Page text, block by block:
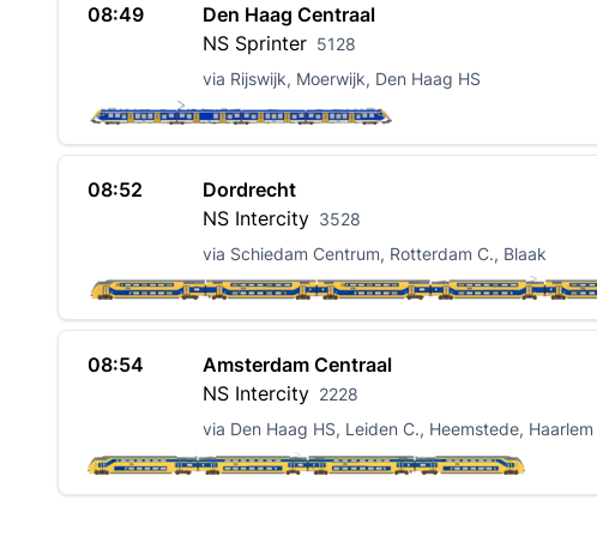
08:49
Den Haag Centraal
NS Sprinter 5128
via Rijswijk, Moerwijk, Den Haag HS
08:52
Dordrecht
NS Intercity 3528
via Schiedam Centrum, Rotterdam C., Blaak
08:54
Amsterdam Centraal
NS Intercity 2228
via Den Haag HS, Leiden C., Heemstede, Haarlem